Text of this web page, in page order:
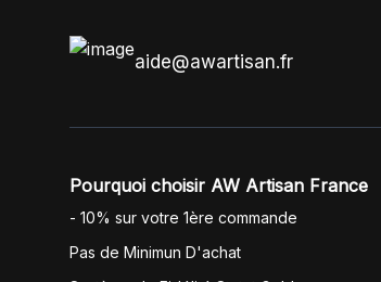
aide@awartisan.fr
Pourquoi choisir AW Artisan France
- 10% sur votre 1ère commande
Pas de Minimun D'achat